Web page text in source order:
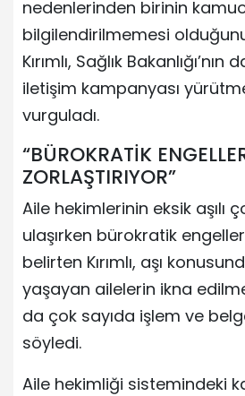
nedenlerinden birinin
bilgilendirilmemesi
Kırımlı, Sağlık
iletişim kampanyası
vurguladı.
“BÜROKRATİK
ZORLAŞTIRIYOR”
Aile hekimlerinin eksik aşılı
ulaşırken bürokratik
belirten Kırımlı, aşı
yaşayan ailelerin ikna
da çok sayıda işlem ve
söyledi.
Aile hekimliği sistemindeki